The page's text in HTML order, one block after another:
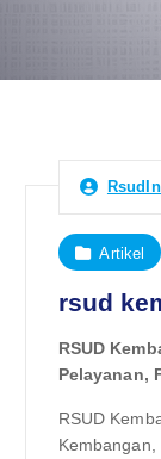
Artikel
rsud
RSUD
Pelayanan,
RSUD